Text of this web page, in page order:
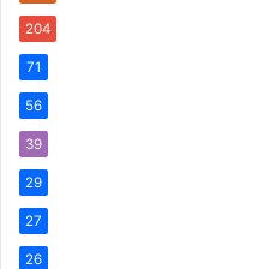
204
71
56
39
29
27
26